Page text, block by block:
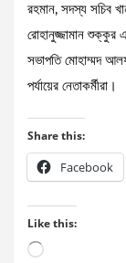
রহমান, সদস্য সচিব
রোহানুজ্জামান শুক্কুর
সভাপতি মোহাম্মদ
পর্যায়ের নেতাকর্মীরা।
Share this:
Facebook
Like this:
Loading…